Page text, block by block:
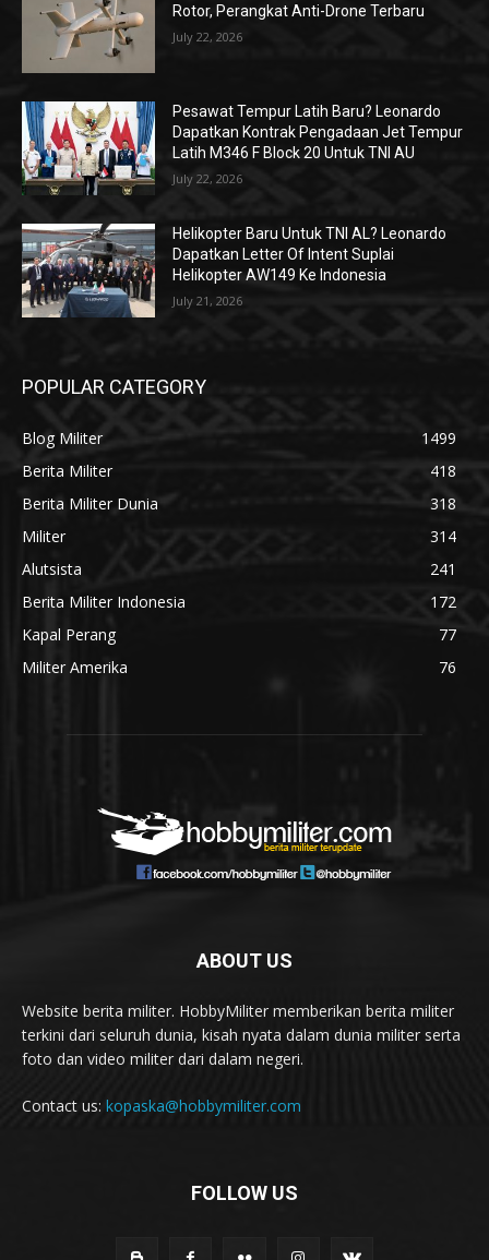
Rotor, Perangkat Anti-Drone Terbaru
July 22, 2026
Pesawat Tempur Latih Baru? Leonardo
Dapatkan Kontrak Pengadaan Jet Tempur
Latih M346 F Block 20 Untuk TNI AU
July 22, 2026
Helikopter Baru Untuk TNI AL? Leonardo
Dapatkan Letter Of Intent Suplai
Helikopter AW149 Ke Indonesia
July 21, 2026
POPULAR CATEGORY
Blog Militer
1499
Berita Militer
418
Berita Militer Dunia
318
Militer
314
Alutsista
241
Berita Militer Indonesia
172
Kapal Perang
77
Militer Amerika
76
ABOUT US
Website berita militer. HobbyMiliter memberikan berita militer
terkini dari seluruh dunia, kisah nyata dalam dunia militer serta
foto dan video militer dari dalam negeri.
Contact us: kopaska@hobbymiliter.com
FOLLOW US